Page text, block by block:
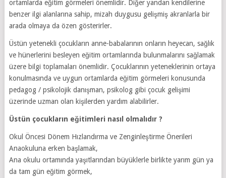
ortamlarda eğitim görmeleri önemlidir. Diğer yandan kendilerine
benzer ilgi alanlarına sahip, mizah duygusu gelişmiş akranlarla bir
arada olmaya da özen gösterirler.
Üstün yetenekli çocukların anne-babalarının onların heyecan, sağlık
ve hünerlerini besleyen eğitim ortamlarında bulunmalarını sağlamak
üzere bilgi toplamaları önemlidir. Çocuklarının yeteneklerinin ortaya
konulmasında ve uygun ortamlarda eğitim görmeleri konusunda
pedagog / psikolojik danışman, psikolog gibi çocuk gelişimi
üzerinde uzman olan kişilerden yardım alabilirler.
Üstün çocukların eğitimleri nasıl olmalıdır ?
Okul Öncesi Dönem Hızlandırma ve Zenginleştirme Önerileri
Anaokuluna erken başlamak,
Ana okulu ortamında yaşıtlarından büyüklerle birlikte yarım gün ya
da tam gün eğitim görmek,